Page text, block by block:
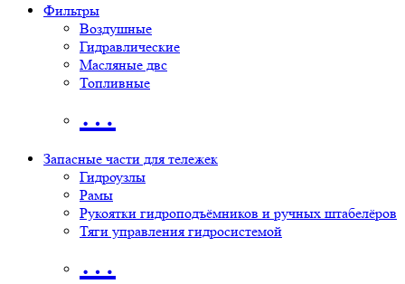
Фильтры
Воздушные
Гидравлические
Масляные двс
Топливные
…
Запасные части для тележек
Гидроузлы
Рамы
Рукоятки гидроподъёмников и ручных штабелёров
Тяги управления гидросистемой
…